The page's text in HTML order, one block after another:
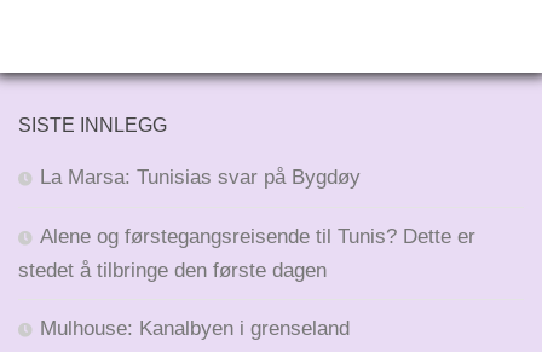
SISTE INNLEGG
La Marsa: Tunisias svar på Bygdøy
Alene og førstegangsreisende til Tunis? Dette er
stedet å tilbringe den første dagen
Mulhouse: Kanalbyen i grenseland